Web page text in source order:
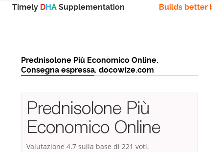
Timely DHA Supplementation Builds better
Prednisolone Più Economico Online.
Consegna espressa. docowize.com
Prednisolone Più
Economico Online
Valutazione 4.7 sulla base di 221 voti.